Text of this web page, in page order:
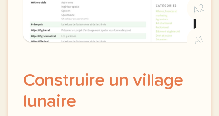
A2
A1
Construire un village
lunaire